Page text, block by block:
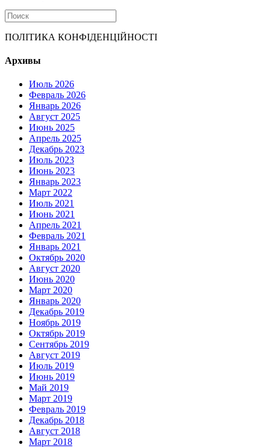
ПОЛІТИКА КОНФІДЕНЦІЙНОСТІ
Архивы
Июль 2026
Февраль 2026
Январь 2026
Август 2025
Июнь 2025
Апрель 2025
Декабрь 2023
Июль 2023
Июнь 2023
Январь 2023
Март 2022
Июль 2021
Июнь 2021
Апрель 2021
Февраль 2021
Январь 2021
Октябрь 2020
Август 2020
Июнь 2020
Март 2020
Январь 2020
Декабрь 2019
Ноябрь 2019
Октябрь 2019
Сентябрь 2019
Август 2019
Июль 2019
Июнь 2019
Май 2019
Март 2019
Февраль 2019
Декабрь 2018
Август 2018
Март 2018